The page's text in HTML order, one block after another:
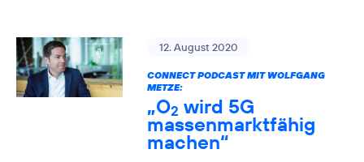
12. August 2020
CONNECT PODCAST MIT WOLFGANG
METZE:
„O2 wird 5G
massenmarktfähig
machen“